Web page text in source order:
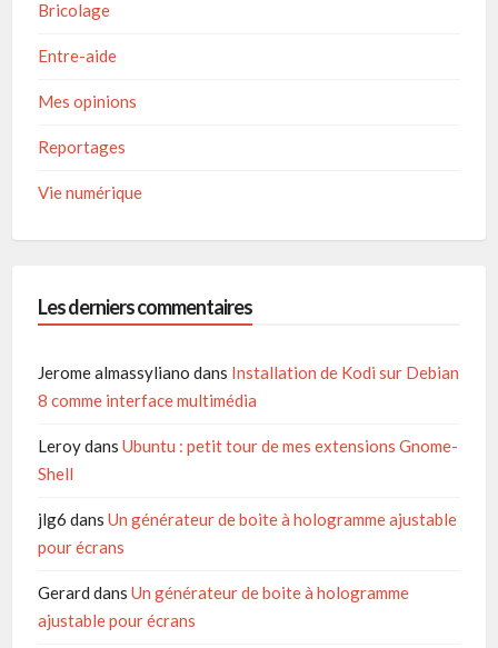
Bricolage
Entre-aide
Mes opinions
Reportages
Vie numérique
Les derniers commentaires
Jerome almassyliano dans Installation de Kodi sur Debian
8 comme interface multimédia
Leroydans Ubuntu : petit tour de mes extensions Gnome-
Shell
jlg6 dans Un générateur de boite à hologramme ajustable
pour écrans
Gerard dans Un générateur de boite à hologramme
ajustable pour écrans